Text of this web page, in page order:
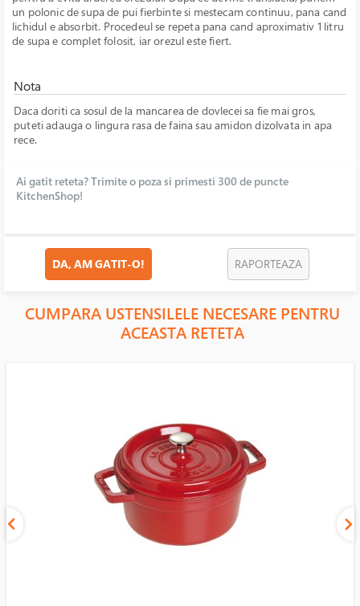
un polonic de supa de pui fierbinte si mestecam continuu, pana cand
lichidul e absorbit. Procedeul se repeta pana cand aproximativ 1 litru
de supa e complet folosit, iar orezul este fiert.
Nota
Daca doriti ca sosul de la mancarea de dovlecei sa fie mai gros,
puteti adauga o lingura rasa de faina sau amidon dizolvata in apa
rece.
Ai gatit reteta? Trimite o poza si primesti 300 de puncte
KitchenShop!
DA, AM GATIT-O! RAPORTEAZA
CUMPARA USTENSILELE NECESARE PENTRU
ACEASTA RETETA